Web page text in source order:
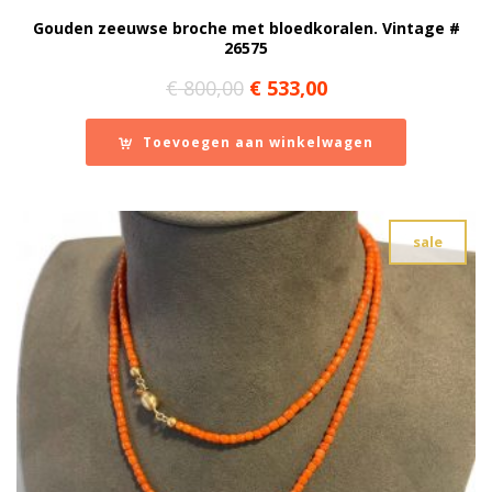
Gouden zeeuwse broche met bloedkoralen. Vintage #
26575
€800,00 Oorspronkelijke
prijs
was:
€ 800,00.
€533,00Huidige
prijs
is:
€ 533,00.
Toevoegen aan winkelwagen
sale